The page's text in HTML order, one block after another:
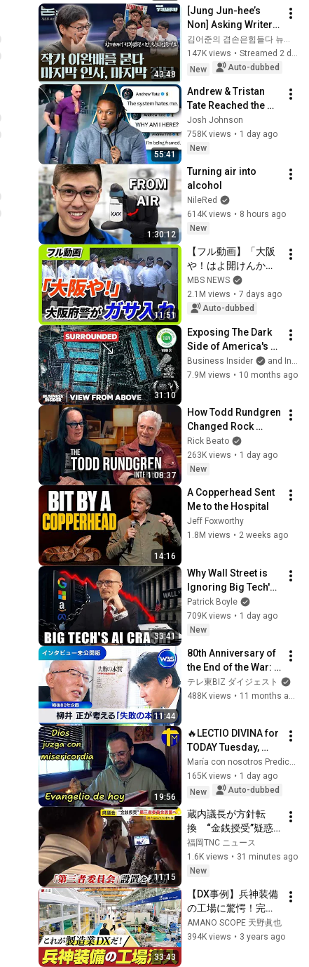
43:48
[Jung Jun-hee’s
Non] Asking Writer
Lee Wan-bae: Final
Farewell, Final
Question | Writer
김어준의 겸손은힘들다 뉴스공장
147K views •
Streamed 2 days ago
New
Auto-dubbed
55:41
Andrew & Tristan
Tate Reached the
End of the Algorithm
Josh Johnson
758K views • 1 day ago
New
1:30:12
Turning air into
alcohol
NileRed
614K views • 8 hours ago
New
11:51
【フル動画】「大阪
や！はよ開けんか
い！」20人超の捜査
員が組事務所に　大
阪府警が暴力団事務
詐欺の被害金めぐり
（2026年7月29日）
MBS NEWS
2.1M views • 7 days ago
Auto-dubbed
31:10
Exposing The Dark
Side of America's AI
Data Center
Explosion | View
Business Insider
and Insider
7.9M views • 10 months ago
1:08:37
How Todd Rundgren
Changed Rock
Forever
Rick Beato
263K views • 1 day ago
New
14:16
A Copperhead Sent
Me to the Hospital
Jeff Foxworthy
1.8M views • 2 weeks ago
33:41
Why Wall Street is
Ignoring Big Tech's
Debt
Patrick Boyle
709K views • 1 day ago
New
11:44
80th Anniversary of
the End of the War:
Thinking about the
Illness of Japanese
テレ東BIZ ダイジェスト
488K views • 11 months ago
19:56
🔥LECTIO DIVINA for
TODAY Tuesday,
August 4, 2026 🙏
TODAY'S GOSPEL
Tuesday 8/4/2026
María con nosotros Predicaciones
165K views • 1 day ago
New
Auto-dubbed
11:15
蔵内議長が方針転
換　“金銭授受”疑惑
で第三者委員会を設
置へ　海外出張から
帰国し表明　出張に
は天国だった」　福
岡県議会 ／
（2026/08/05  OA）
福岡TNC ニュース
1.6K views • 31 minutes ago
New
33:43
【DX事例】兵神装備
の工場に驚愕！完全
ペーパーレスでDXを
体現した製造現場に
AMANO SCOPE 天野眞也
394K views • 3 years ago